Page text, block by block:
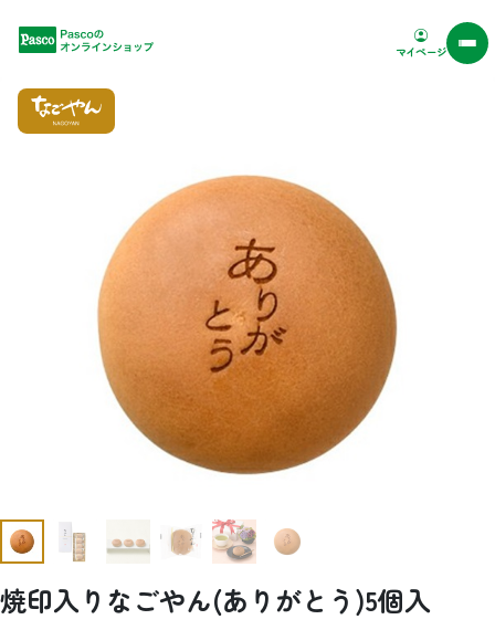
Pascoオンラインショップ マイページ
焼印入りなごやん(ありがとう)5個入